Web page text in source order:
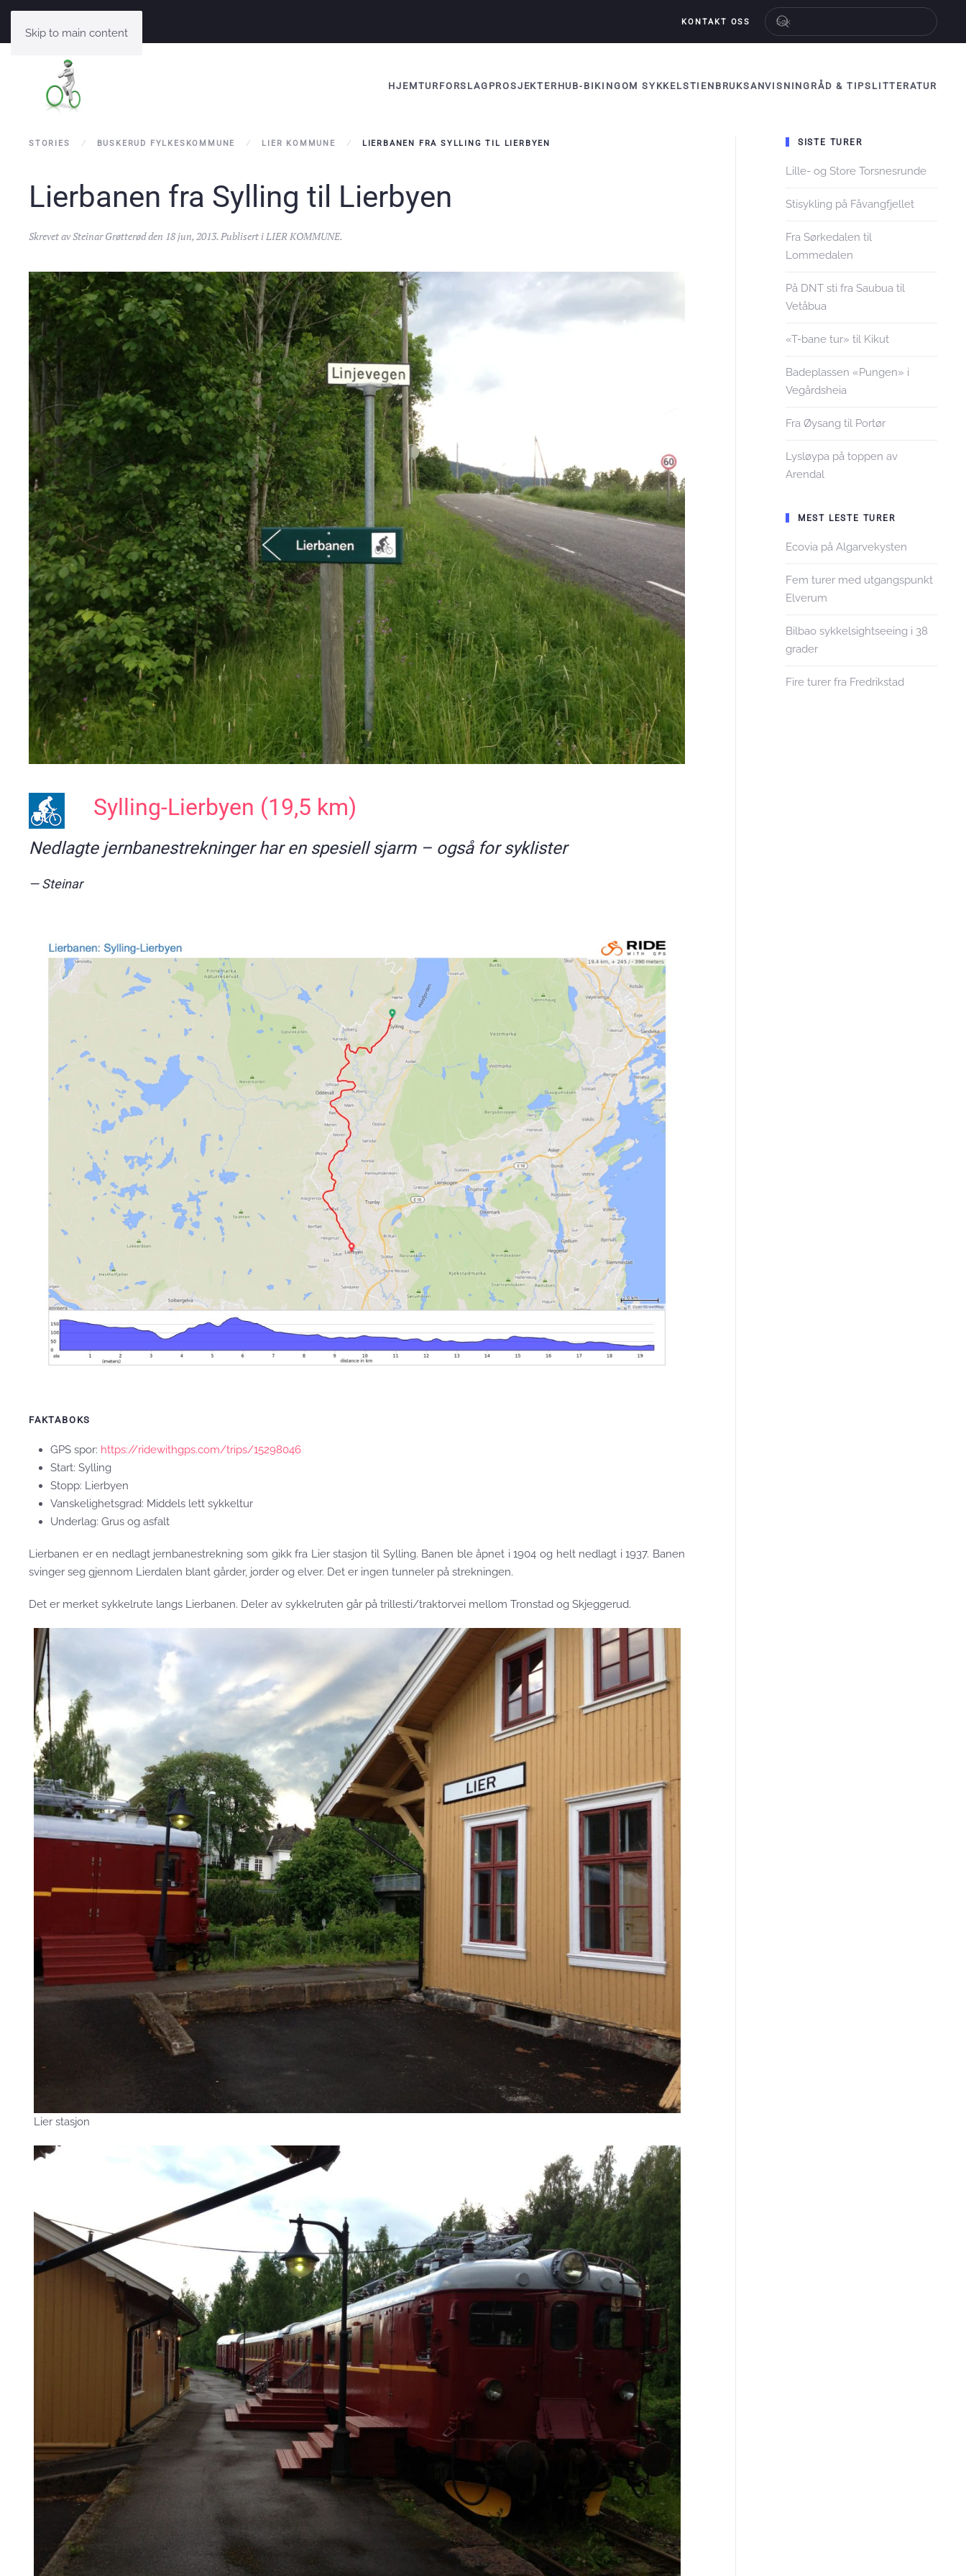
Skip to main content
KONTAKT OSS
HJEMTURFORSLAG PROSJEKTERHUB-BIKINGOM SYKKELSTIEN BRUKSANVISNING RÅD & TIPS LITTERATUR
STORIES BUSKERUD FYLKESKOMMUNE LIER KOMMUNE LIERBANEN FRA SYLLING TIL LIERBYEN
Lierbanen fra Sylling til Lierbyen
Skrevet avSteinar Grøtterødden 18 jun, 2013. Publisert iLIER KOMMUNE.
Sylling-Lierbyen (19,5 km)
Nedlagte jernbanestrekninger har en spesiell sjarm – også for syklister
Steinar
FAKTABOKS
GPS spor: https://ridewithgps.com/trips/15298046
Start: Sylling
Stopp: Lierbyen
Vanskelighetsgrad: Middels lett sykkeltur
Underlag: Grus og asfalt
Lierbanen er en nedlagt jernbanestrekning som gikk fra Lier stasjon til Sylling. Banen ble åpnet i 1904 og helt nedlagt i 1937. Banen
svinger seg gjennom Lierdalen blant gårder, jorder og elver. Det er ingen tunneler på strekningen.
Det er merket sykkelrute langs Lierbanen. Deler av sykkelruten går på trillesti/traktorvei mellom Tronstad og Skjeggerud.
Lier stasjon
SISTE TURER
Lille- og Store Torsnesrunde
Stisykling på Fåvangfjellet
Fra Sørkedalen til
Lommedalen
På DNT sti fra Saubua til
Vetåbua
«T-bane tur» til Kikut
Badeplassen «Pungen» i
Vegårdsheia
Fra Øysang til Portør
Lysløypa på toppen av
Arendal
MEST LESTE TURER
Ecovia på Algarvekysten
Fem turer med utgangspunkt
Elverum
Bilbao sykkelsightseeing i 38
grader
Fire turer fra Fredrikstad